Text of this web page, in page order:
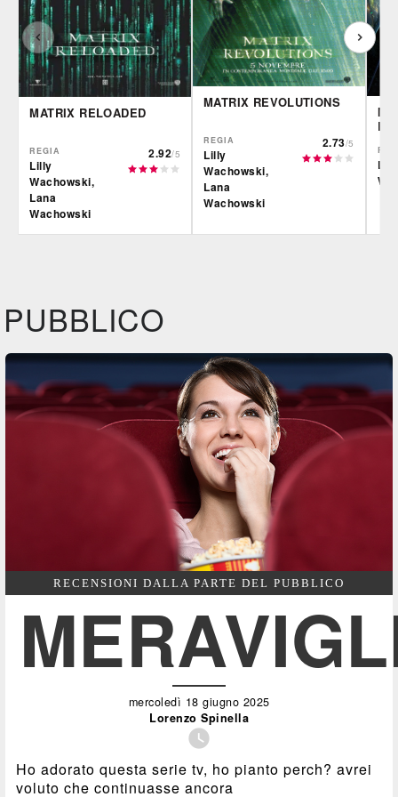
MATRIX RELOADED
REGIA
Lilly
Wachowski,
Lana
Wachowski
2.92/5
MATRIX REVOLUTIONS
REGIA
Lilly
Wachowski,
Lana
Wachowski
2.73/5
PUBBLICO
RECENSIONI DALLA PARTE DEL PUBBLICO
mercoledì 18 giugno 2025
Lorenzo Spinella

Ho adorato questa serie tv, ho pianto perch? avrei
voluto che continuasse ancora